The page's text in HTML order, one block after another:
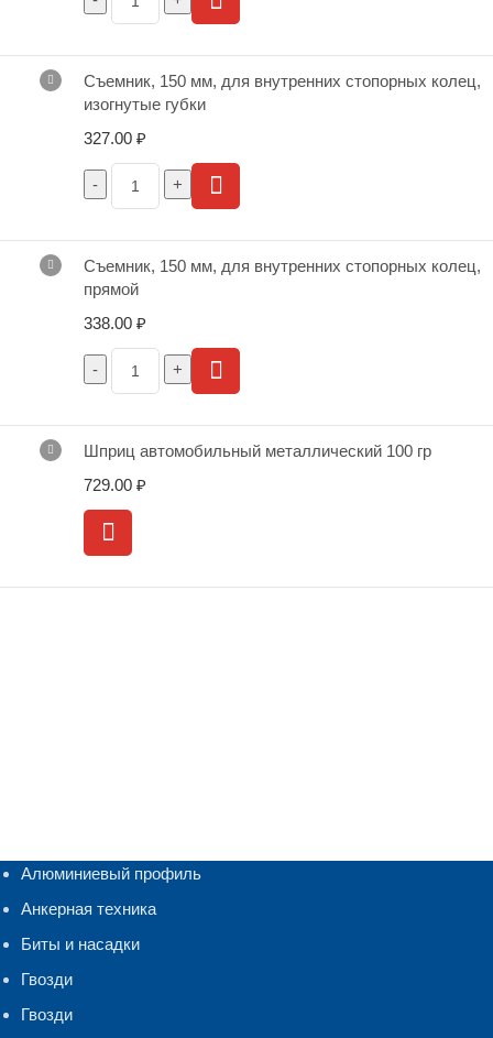
Съемник, 150 мм, для внутренних стопорных колец,
изогнутые губки
327.00 ₽
Съемник, 150 мм, для внутренних стопорных колец,
прямой
338.00 ₽
Шприц автомобильный металлический 100 гр
729.00 ₽
Алюминиевый профиль
Анкерная техника
Биты и насадки
Гвозди
Гвозди